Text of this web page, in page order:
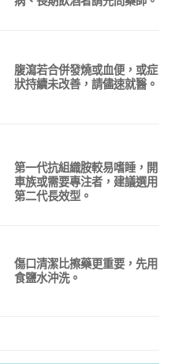
腹瀉若合併發燒或血便，或症
狀持續未改善，請儘速就醫。
第一代抗組織胺較易嗜睡，開
車族或需要專注者，建議選用
第二代長效型。
傷口清潔比擦藥更重要，先用
食鹽水沖洗。